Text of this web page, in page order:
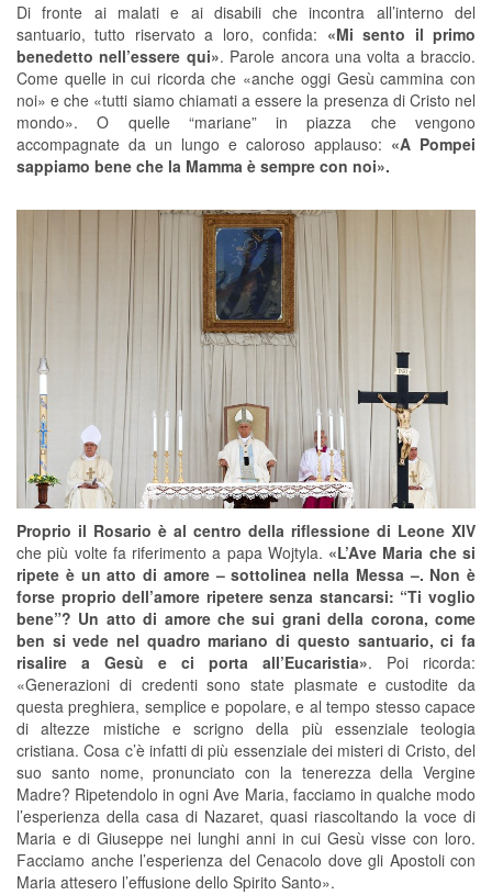
Di fronte ai malati e ai disabili che incontra all’interno del
santuario, tutto riservato a loro, confida: «Mi sento il primo
benedetto nell’essere qui». Parole ancora una volta a braccio.
Come quelle in cui ricorda che «anche oggi Gesù cammina con
noi» e che «tutti siamo chiamati a essere la presenza di Cristo nel
mondo». O quelle “mariane” in piazza che vengono
accompagnate da un lungo e caloroso applauso: «A Pompei
sappiamo bene che la Mamma è sempre con noi».
Proprio il Rosario è al centro della riflessione di Leone XIV
che più volte fa riferimento a papa Wojtyla. «L’Ave Maria che si
ripete è un atto di amore – sottolinea nella Messa –. Non è
forse proprio dell’amore ripetere senza stancarsi: “Ti voglio
bene”? Un atto di amore che sui grani della corona, come
ben si vede nel quadro mariano di questo santuario, ci fa
risalire a Gesù e ci porta all’Eucaristia». Poi ricorda:
«Generazioni di credenti sono state plasmate e custodite da
questa preghiera, semplice e popolare, e al tempo stesso capace
di altezze mistiche e scrigno della più essenziale teologia
cristiana. Cosa c’è infatti di più essenziale dei misteri di Cristo, del
suo santo nome, pronunciato con la tenerezza della Vergine
Madre? Ripetendolo in ogni Ave Maria, facciamo in qualche modo
l’esperienza della casa di Nazaret, quasi riascoltando la voce di
Maria e di Giuseppe nei lunghi anni in cui Gesù visse con loro.
Facciamo anche l’esperienza del Cenacolo dove gli Apostoli con
Maria attesero l’effusione dello Spirito Santo».